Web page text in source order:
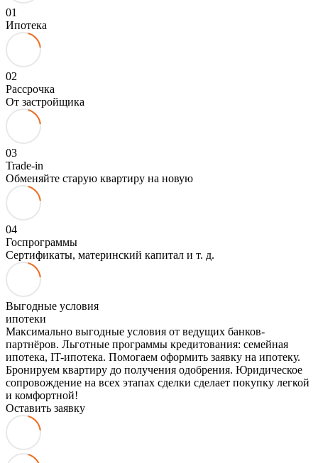
01
Ипотека
02
Рассрочка
От застройщика
03
Trade-in
Обменяйте старую квартиру на новую
04
Госпрограммы
Сертификаты, материнский капитал и т. д.
Выгодные условия
ипотеки
Максимально выгодные условия от ведущих банков-
партнёров. Льготные программы кредитования: семейная
ипотека, IT-ипотека. Помогаем оформить заявку на ипотеку.
Бронируем квартиру до получения одобрения. Юридическое
сопровождение на всех этапах сделки сделает покупку легкой
и комфортной!
Оставить заявку